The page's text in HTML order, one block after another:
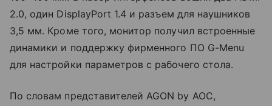
2.0, один DisplayPort 1.4 и разъем для наушников
3,5 мм. Кроме того, монитор получил встроенные
динамики и поддержку фирменного ПО G-Menu
для настройки параметров с рабочего стола.
По словам представителей AGON by AOC,